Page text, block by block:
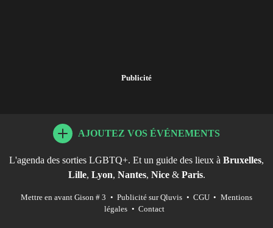
Publicité
AJOUTEZ VOS ÉVÉNEMENTS
L'agenda des sorties LGBTQ+. Et un guide des lieux à Bruxelles,
Lille, Lyon, Nantes, Nice& Paris.
Mettre en avant Gison # 3 • Publicité sur Qluvis • CGU • Mentions
légales • Contact